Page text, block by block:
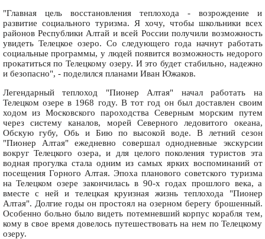
"Главная цель восстановления теплохода - возрождение и
развитие социального туризма. Я хочу, чтобы школьники всех
районов Республики Алтай и всей России получили возможность
увидеть Телецкое озеро. Со следующего года начнут работать
социальные программы, у людей появится возможность недорого
прокатиться по Телецкому озеру. И это будет стабильно, надежно
и безопасно", - поделился планами Иван Южаков.
Легендарный теплоход "Пионер Алтая" начал работать на
Телецком озере в 1968 году. В тот год он был доставлен своим
ходом из Московского пароходства Северным морским путем
через систему каналов, морей Северного ледовитого океана,
Обскую губу, Обь и Бию по высокой воде. В летний сезон
"Пионер Алтая" ежедневно совершал однодневные экскурсии
вокруг Телецкого озера, и для целого поколения туристов эта
водная прогулка стала одним из самых ярких воспоминаний от
посещения Горного Алтая. Эпоха планового советского туризма
на Телецком озере закончилась в 90-х годах прошлого века, а
вместе с ней и телецкая круизная жизнь теплохода "Пионер
Алтая". Долгие годы он простоял на озерном берегу брошенный.
Особенно больно было видеть потемневший корпус корабля тем,
кому в свое время довелось путешествовать на нем по Телецкому
озеру.